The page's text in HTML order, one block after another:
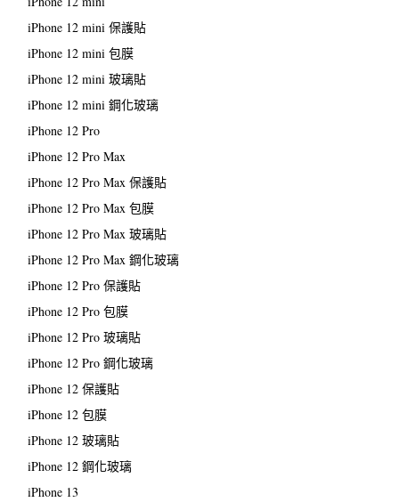
iPhone 12 mini 保護貼
iPhone 12 mini 包膜
iPhone 12 mini 玻璃貼
iPhone 12 mini 鋼化玻璃
iPhone 12 Pro
iPhone 12 Pro Max
iPhone 12 Pro Max 保護貼
iPhone 12 Pro Max 包膜
iPhone 12 Pro Max 玻璃貼
iPhone 12 Pro Max 鋼化玻璃
iPhone 12 Pro 保護貼
iPhone 12 Pro 包膜
iPhone 12 Pro 玻璃貼
iPhone 12 Pro 鋼化玻璃
iPhone 12 保護貼
iPhone 12 包膜
iPhone 12 玻璃貼
iPhone 12 鋼化玻璃
iPhone 13